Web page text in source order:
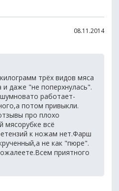
08.11.2014
трёх видов мяса
и даже "не поперхнулась".
работает-
потом привыкли.
про плохо
мясорубке всё
к ножам нет.Фарш
не как "пюре".
приятного